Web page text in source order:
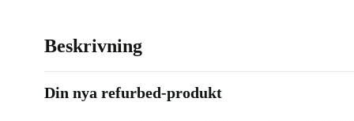
Beskrivning
Din nya refurbed-produkt